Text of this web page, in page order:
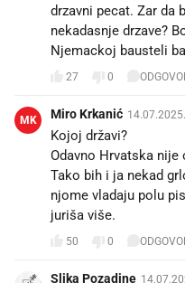
drzavni pecat. Zar da
nekadasnje drzave?
Njemackoj bausteli
27 0
MK Miro Krkanić 14.07.2025.
Kojoj državi?
Odavno Hrvatska
Tako bih i ja nekad
njome vladaju polu
juriša više.
50 0
Slika Pozadine